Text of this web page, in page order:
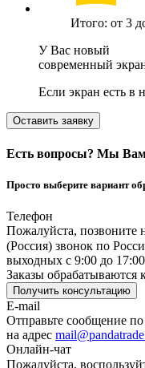
Итого: от 3
У Вас новый
современный
Если экран есть в
Оставить заявку
Есть вопросы? Мы
Просто выберите вариант
Телефон
Пожалуйста, позвоните
(Россия) звонок по
выходных с 9:00 до
Заказы обрабатываются
Получить консультацию
E-mail
Отправьте сообщение
на адрес
Онлайн-чат
Пожалуйста,